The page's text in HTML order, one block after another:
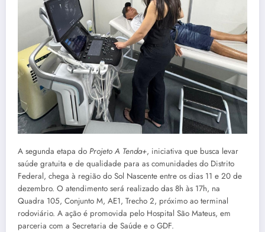
A segunda etapa do Projeto A Tenda+, iniciativa que busca levar
saúde gratuita e de qualidade para as comunidades do Distrito
Federal, chega à região do Sol Nascente entre os dias 11 e 20 de
dezembro. O atendimento será realizado das 8h às 17h, na
Quadra 105, Conjunto M, AE1, Trecho 2, próximo ao terminal
rodoviário. A ação é promovida pelo Hospital São Mateus, em
parceria com a Secretaria de Saúde e o GDF.